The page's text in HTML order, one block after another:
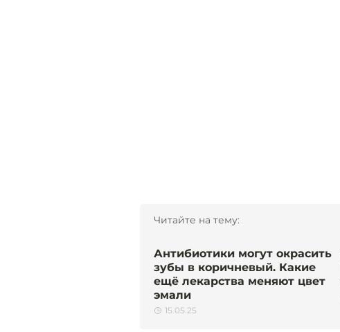
Читайте на тему:
Антибиотики могут окрасить
зубы в коричневый. Какие
ещё лекарства меняют цвет
эмали
15.05.25